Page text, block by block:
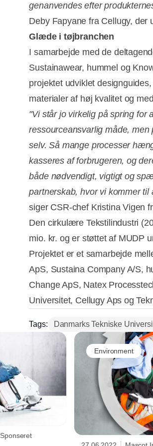
genanvendes efter
Deby Fapyane fra Cellugy, der
Glæde i tøjbranchen
I samarbejde med de
Sustainawear, hummel og
projektet udviklet
materialer af høj kvalitet og
"Vi står jo virkelig på spring for
ressourceansvarlig måde,
selv. Så mange processer
kasseres af forbrugeren, og
både nødvendigt, vigtigt og
partnerskab, hvor vi kommer
siger CSR-chef Kristina Vigen
Den cirkulære Tekstilindustri
mio. kr. og er støttet af MUDP
Projektet er et samarbejde
ApS, Sustaina Company A/S,
Change ApS, Natex
Universitet, Cellugy Aps og
Tags: Danmarks Tekniske
Sponseret
Environment